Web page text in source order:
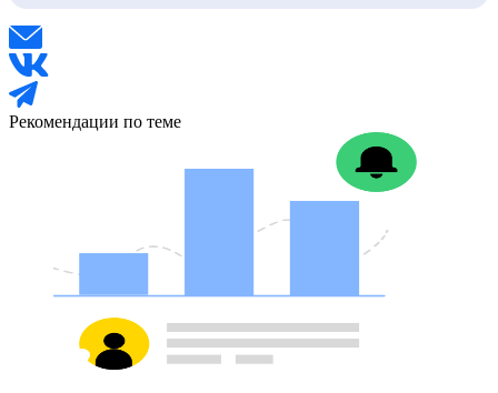
Рекомендации по теме